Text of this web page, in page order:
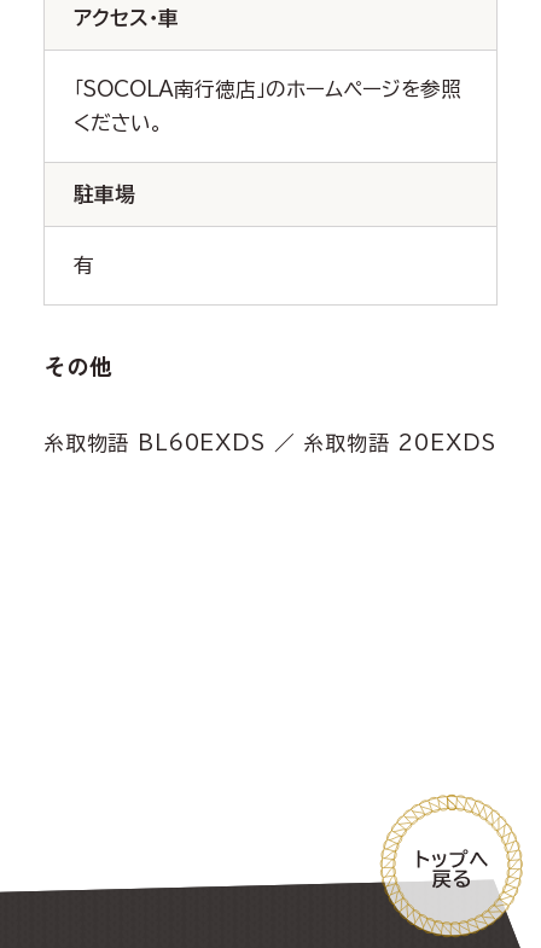
アクセス・車
「SOCOLA南行徳店」のホームページを参照
ください。
駐車場
有
その他
糸取物語 BL60EXDS ／ 糸取物語 20EXDS